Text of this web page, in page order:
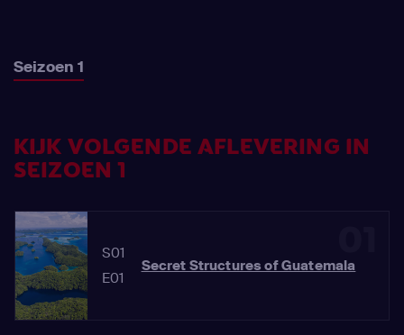
Seizoen 1
KIJK VOLGENDE AFLEVERING IN
SEIZOEN 1
S01
E01
Secret Structures of Guatemala